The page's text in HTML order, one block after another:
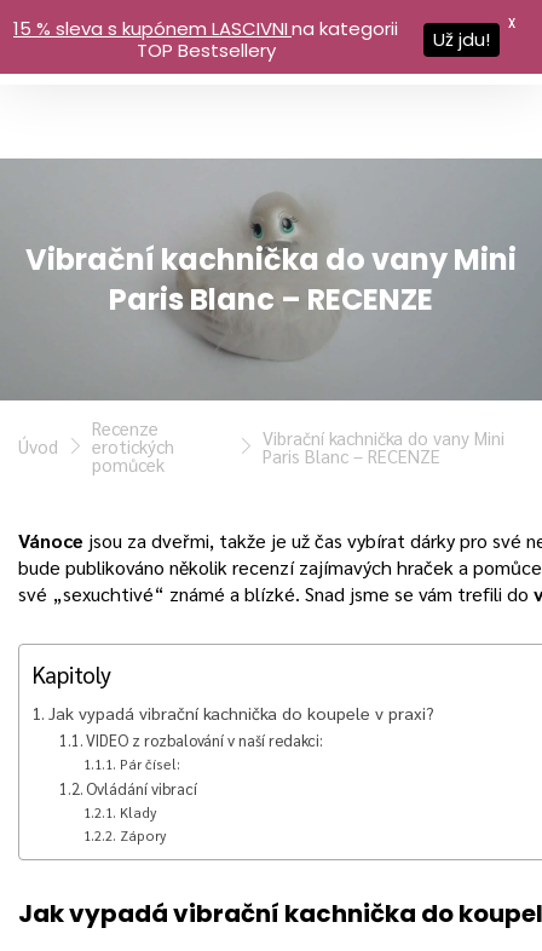
Vibrační kachnička do vany Mini
Paris Blanc – RECENZE
Úvod
Recenze
erotických
pomůcek
Vibrační kachnička do vany Mini
Paris Blanc – RECENZE
Vánoce jsou za dveřmi, takže je už čas vybírat dárky pro své
bude publikováno několik recenzí zajímavých hraček a
své „sexuchtivé“ známé a blízké. Snad jsme se vám trefili do
Kapitoly
Jak vypadá vibrační kachnička do koupele v praxi?
VIDEO z rozbalování v naší redakci:
Pár čísel:
Ovládání vibrací
Klady
Zápory
Jak vypadá vibrační kachnička do
15 % sleva s kupónem LASCIVNIna kategorii
TOP Bestsellery
Už jdu!
X